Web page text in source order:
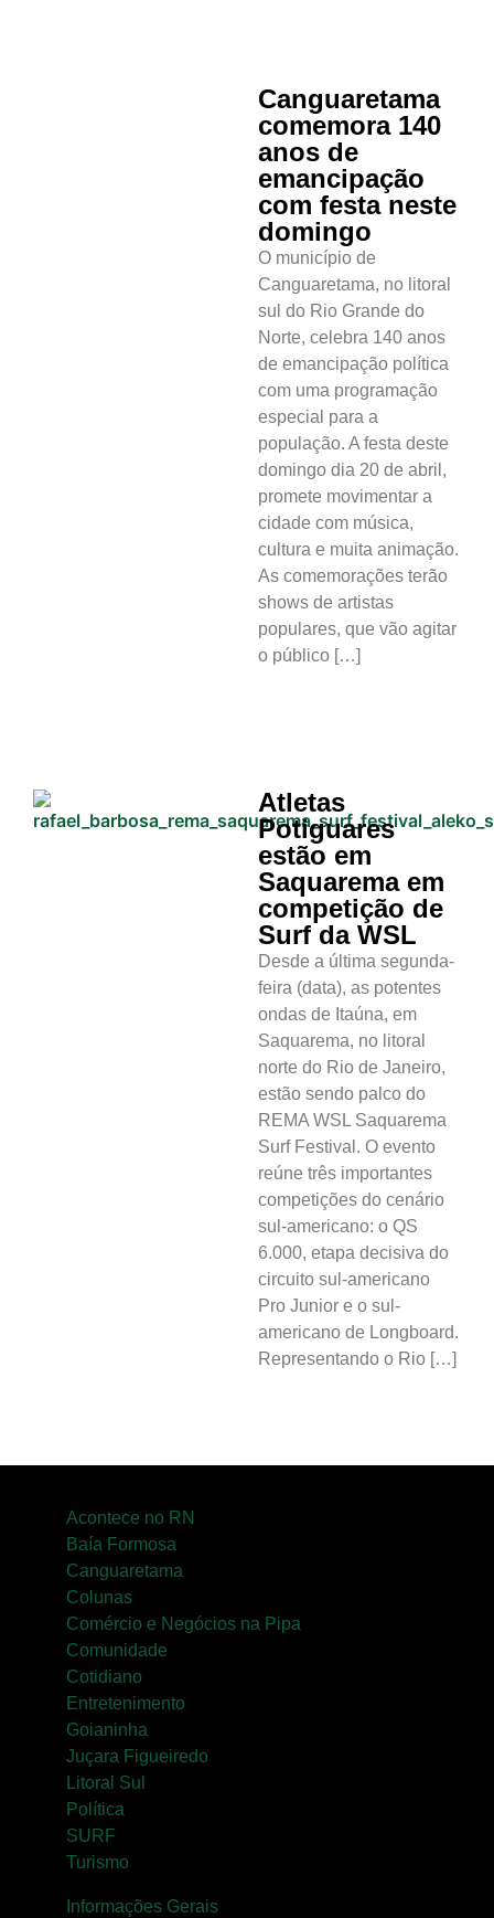
Canguaretama
comemora 140
anos de
emancipação
com festa neste
domingo
O município de
Canguaretama, no litoral
sul do Rio Grande do
Norte, celebra 140 anos
de emancipação política
com uma programação
especial para a
população. A festa deste
domingo dia 20 de abril,
promete movimentar a
cidade com música,
cultura e muita animação.
As comemorações terão
shows de artistas
populares, que vão agitar
o público […]
Atletas
Potiguares
estão em
Saquarema em
competição de
Surf da WSL
Desde a última segunda-
feira (data), as potentes
ondas de Itaúna, em
Saquarema, no litoral
norte do Rio de Janeiro,
estão sendo palco do
REMA WSL Saquarema
Surf Festival. O evento
reúne três importantes
competições do cenário
sul-americano: o QS
6.000, etapa decisiva do
circuito sul-americano
Pro Junior e o sul-
americano de Longboard.
Representando o Rio […]
Acontece no RN
Baía Formosa
Canguaretama
Colunas
Comércio e Negócios na Pipa
Comunidade
Cotidiano
Entretenimento
Goianinha
Juçara Figueiredo
Litoral Sul
Política
SURF
Turismo
Informações Gerais